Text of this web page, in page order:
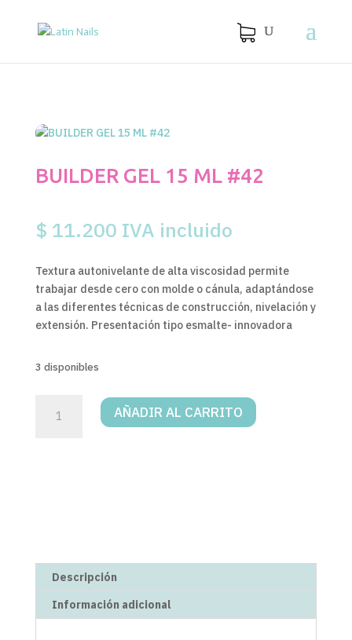
BUILDER GEL 15 ML #42
$ 11.200 IVA incluido
Textura autonivelante de alta viscosidad permite
trabajar desde cero con molde o cánula, adaptándose
a las diferentes técnicas de construcción, nivelación y
extensión. Presentación tipo esmalte- innovadora
3 disponibles
AÑADIR AL CARRITO
Descripción
Información adicional